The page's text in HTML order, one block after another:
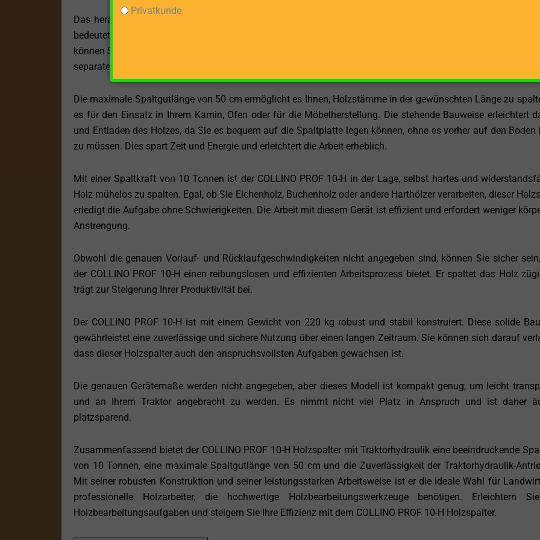
Das herausragende Merkmal des COLLINO PROF 10-H ist seine Antriebsart, die auf Traktorhydraulik basiert.
bedeutet, dass Sie die Kraft Ihres Traktors nutzen können, um Holz mühelos zu spalten. Mit dieser
können Sie sicherstellen, dass Sie die erforderliche Energie für Ihre Holzbearbeitungsaufgaben haben, ohne
separate Stromquelle angewiesen zu sein.
Die maximale Spaltgutlänge von 50 cm ermöglicht es Ihnen, Holzstämme in der gewünschten Länge zu
es für den Einsatz in Ihrem Kamin, Ofen oder für die Möbelherstellung. Die stehende Bauweise erleichtert
und Entladen des Holzes, da Sie es bequem auf die Spaltplatte legen können, ohne es vorher auf den Boden
zu müssen. Dies spart Zeit und Energie und erleichtert die Arbeit erheblich.
Mit einer Spaltkraft von 10 Tonnen ist der COLLINO PROF 10-H in der Lage, selbst hartes und
Holz mühelos zu spalten. Egal, ob Sie Eichenholz, Buchenholz oder andere Harthölzer verarbeiten, dieser
erledigt die Aufgabe ohne Schwierigkeiten. Die Arbeit mit diesem Gerät ist effizient und erfordert weniger
Anstrengung.
Obwohl die genauen Vorlauf- und Rücklaufgeschwindigkeiten nicht angegeben sind, können Sie sicher
der COLLINO PROF 10-H einen reibungslosen und effizienten Arbeitsprozess bietet. Er spaltet das Holz
trägt zur Steigerung Ihrer Produktivität bei.
Der COLLINO PROF 10-H ist mit einem Gewicht von 220 kg robust und stabil konstruiert. Diese solide
gewährleistet eine zuverlässige und sichere Nutzung über einen langen Zeitraum. Sie können sich darauf
dass dieser Holzspalter auch den anspruchsvollsten Aufgaben gewachsen ist.
Die genauen Gerätemaße werden nicht angegeben, aber dieses Modell ist kompakt genug, um leicht
und an Ihrem Traktor angebracht zu werden. Es nimmt nicht viel Platz in Anspruch und ist daher
platzsparend.
Zusammenfassend bietet der COLLINO PROF 10-H Holzspalter mit Traktorhydraulik eine beeindruckende
von 10 Tonnen, eine maximale Spaltgutlänge von 50 cm und die Zuverlässigkeit der Traktorhydraulik-
Mit seiner robusten Konstruktion und seiner leistungsstarken Arbeitsweise ist er die ideale Wahl für
professionelle Holzarbeiter, die hochwertige Holzbearbeitungswerkzeuge benötigen. Erleichtern
Holzbearbeitungsaufgaben und steigern Sie Ihre Effizienz mit dem COLLINO PROF 10-H Holzspalter.
Privatkunde